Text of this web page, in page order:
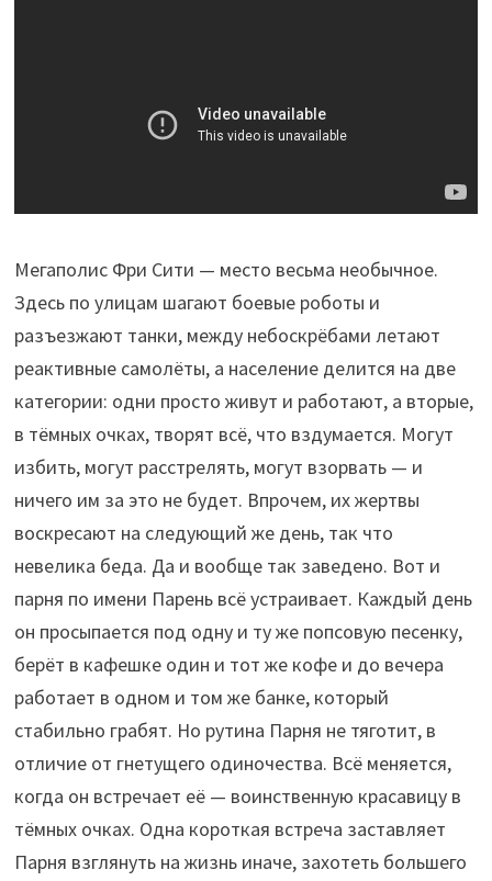
Мегаполис Фри Сити — место весьма необычное.
Здесь по улицам шагают боевые роботы и
разъезжают танки, между небоскрёбами летают
реактивные самолёты, а население делится на две
категории: одни просто живут и работают, а вторые,
в тёмных очках, творят всё, что вздумается. Могут
избить, могут расстрелять, могут взорвать — и
ничего им за это не будет. Впрочем, их жертвы
воскресают на следующий же день, так что
невелика беда. Да и вообще так заведено. Вот и
парня по имени Парень всё устраивает. Каждый день
он просыпается под одну и ту же попсовую песенку,
берёт в кафешке один и тот же кофе и до вечера
работает в одном и том же банке, который
стабильно грабят. Но рутина Парня не тяготит, в
отличие от гнетущего одиночества. Всё меняется,
когда он встречает её — воинственную красавицу в
тёмных очках. Одна короткая встреча заставляет
Парня взглянуть на жизнь иначе, захотеть большего